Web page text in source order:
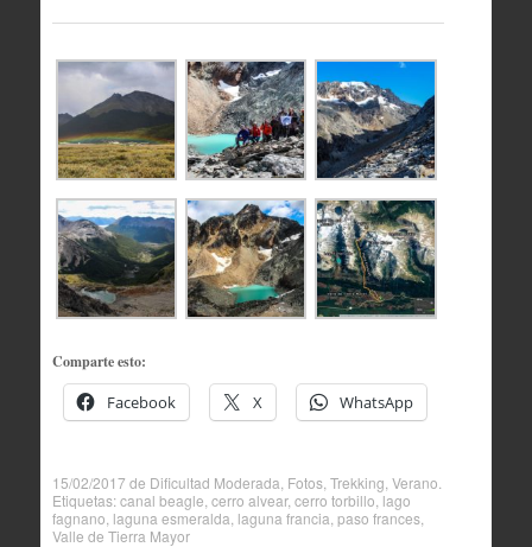
Comparte esto:
Facebook X WhatsApp
15/02/2017 de Dificultad Moderada Fotos, Trekking Verano
Etiquetas:canal beagle cerro alvear, cerro torbillo lago
fagnano laguna esmeralda laguna francia paso frances,
Valle de Tierra Mayor